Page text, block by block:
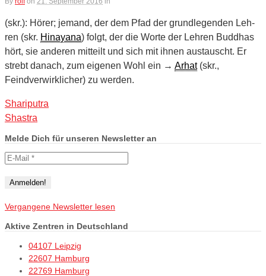
(skr.): Hörer; jemand, der dem Pfad der grundlegenden Leh­
ren (skr. Hinayana) folgt, der die Worte der Lehren Buddhas
hört, sie anderen mitteilt und sich mit ihnen austauscht. Er
strebt danach, zum eigenen Wohl ein → Arhat(skr.,
Feindverwirklicher) zu werden.
Shariputra
Shastra
Melde Dich für unseren Newsletter an
Vergangene Newsletter lesen
Aktive Zentren in Deutschland
04107 Leipzig
22607 Hamburg
22769 Hamburg